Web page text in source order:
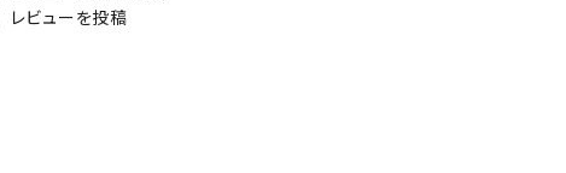
レビューを投稿